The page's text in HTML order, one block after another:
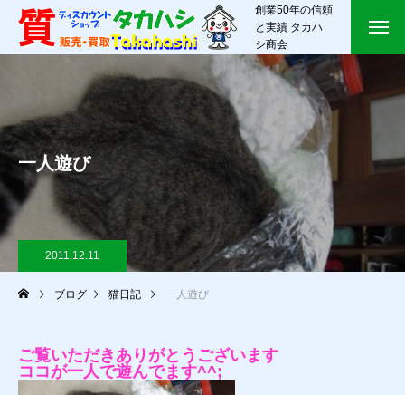
創業50年の信頼
と実績 タカハ
シ商会
一人遊び
2011.12.11
ブログ 猫日記 一人遊び
ご覧いただきありがとうございます
ココが一人で遊んでます^^;